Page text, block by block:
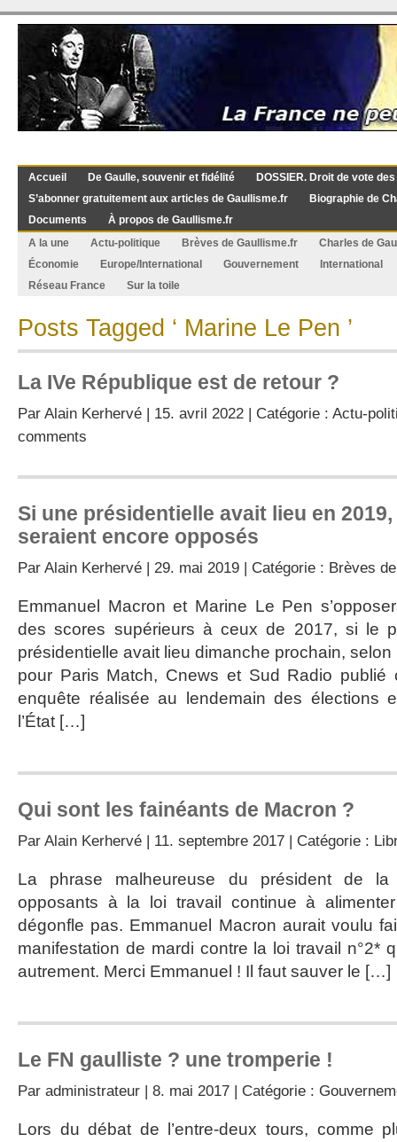
Accueil De Gaulle, souvenir et fidélité
DOSSIER. Droit de vote
S’abonner gratuitement aux articles de Gaullisme.fr
Biographie de
Documents
À propos de Gaullisme.fr
A la une
Actu-politique Brèves de Gaullisme.fr
Charles de
Économie
Europe/International Gouvernement
International
Réseau France
Sur la toile
Posts Tagged ‘ Marine Le Pen ’
La IVe République est de retour ?
Par Alain Kerhervé | 15. avril 2022 | Catégorie : Actu-
comments
Si une présidentielle avait lieu en
seraient encore opposés
Par Alain Kerhervé | 29. mai 2019 | Catégorie : Brèves
Emmanuel Macron et Marine Le Pen
des scores supérieurs à ceux de 2017, si le
présidentielle avait lieu dimanche prochain,
pour Paris Match, Cnews et Sud Radio publié
enquête réalisée au lendemain des élections
l’État […]
Qui sont les fainéants de Macron ?
Par Alain Kerhervé | 11. septembre 2017 | Catégorie :
La phrase malheureuse du président de la
opposants à la loi travail continue à
dégonfle pas. Emmanuel Macron aurait voulu
manifestation de mardi contre la loi travail n°2*
autrement. Merci Emmanuel ! Il faut sauver le […]
Le FN gaulliste ? une tromperie !
Par administrateur | 8. mai 2017 | Catégorie :
Lors du débat de l’entre-deux tours, comme